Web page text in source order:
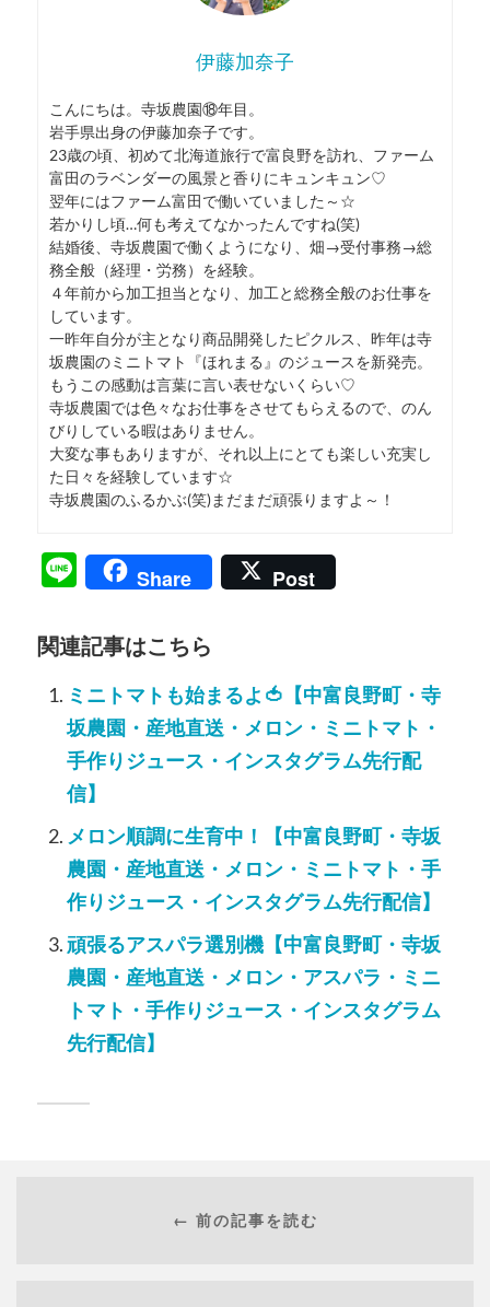
伊藤加奈子
こんにちは。寺坂農園⑱年目。
岩手県出身の伊藤加奈子です。
23歳の頃、初めて北海道旅行で富良野を訪れ、ファーム
富田のラベンダーの風景と香りにキュンキュン♡
翌年にはファーム富田で働いていました～☆
若かりし頃…何も考えてなかったんですね(笑)
結婚後、寺坂農園で働くようになり、畑→受付事務→総
務全般（経理・労務）を経験。
４年前から加工担当となり、加工と総務全般のお仕事を
しています。
一昨年自分が主となり商品開発したピクルス、昨年は寺
坂農園のミニトマト『ほれまる』のジュースを新発売。
もうこの感動は言葉に言い表せないくらい♡
寺坂農園では色々なお仕事をさせてもらえるので、のん
びりしている暇はありません。
大変な事もありますが、それ以上にとても楽しい充実し
た日々を経験しています☆
寺坂農園のふるかぶ(笑)まだまだ頑張りますよ～！
LineShare Post
関連記事はこちら
ミニトマトも始まるよ🍅【中富良野町・寺
坂農園・産地直送・メロン・ミニトマト・
手作りジュース・インスタグラム先行配
信】
メロン順調に生育中！【中富良野町・寺坂
農園・産地直送・メロン・ミニトマト・手
作りジュース・インスタグラム先行配信】
頑張るアスパラ選別機【中富良野町・寺坂
農園・産地直送・メロン・アスパラ・ミニ
トマト・手作りジュース・インスタグラム
先行配信】
← 前の記事を読む